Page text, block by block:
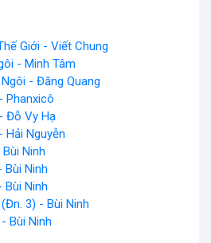
Giới - Viết Chung
- Minh Tâm
- Đăng Quang
Phanxicô
Đỗ Vy Hạ
Hải Nguyễn
Ninh
Bùi Ninh
Bùi Ninh
3) - Bùi Ninh
Bùi Ninh